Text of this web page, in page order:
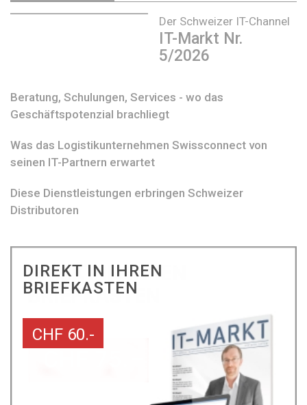
Der Schweizer IT-Channel
IT-Markt Nr.
5/2026
Beratung, Schulungen, Services - wo das
Geschäftspotenzial brachliegt
Was das Logistikunternehmen Swissconnect von
seinen IT-Partnern erwartet
Diese Dienstleistungen erbringen Schweizer
Distributoren
DIREKT IN IHREN
BRIEFKASTEN
CHF 60.-